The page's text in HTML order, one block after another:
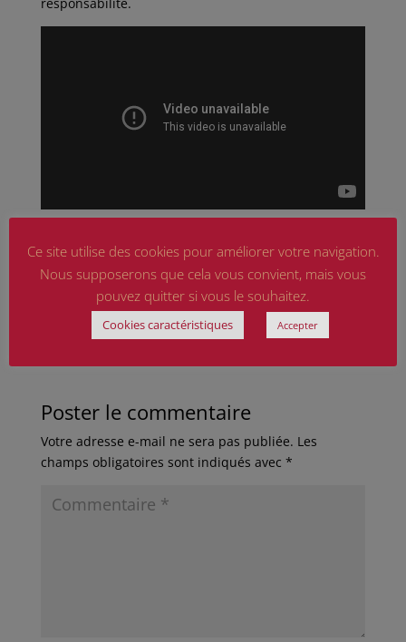
Copyright 2019 Boulevard Voltaire – Design : Agence
Poster le commentaire
Votre adresse e-mail ne sera pas publiée. Les
champs obligatoires sont indiqués avec *
Ce site utilise des cookies pour améliorer votre navigation.
Nous supposerons que cela vous convient, mais vous
pouvez quitter si vous le souhaitez.
Cookies caractéristiques Accepter